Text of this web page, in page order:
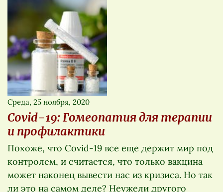
Среда, 25 ноября, 2020
Covid-19: Гомеопатия для терапии
и профилактики
Похоже, что Covid-19 все еще держит мир под
контролем, и считается, что только вакцина
может наконец вывести нас из кризиса. Но так
ли это на самом деле? Неужели другого